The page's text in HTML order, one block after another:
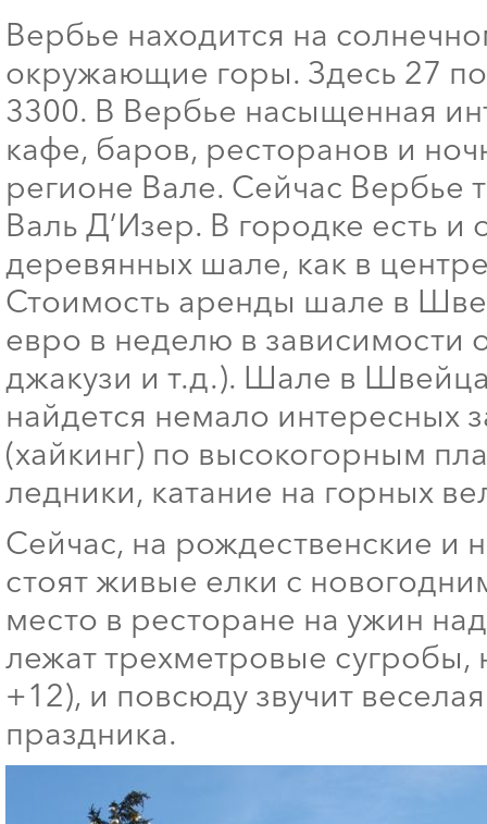
Вербье находится на
окружающие горы. Здесь 27
3300. В Вербье насыщенная
кафе, баров, ресторанов и
регионе Вале. Сейчас Вербье
Валь Д’Изер. В городке есть
деревянных шале, как в
Стоимость аренды шале в
евро в неделю в зависимости
джакузи и т.д.). Шале в
найдется немало интересных
(хайкинг) по высокогорным
ледники, катание на горных
Сейчас, на рождественские и
стоят живые елки с
место в ресторане на ужин
лежат трехметровые сугробы,
+12), и повсюду звучит
праздника.